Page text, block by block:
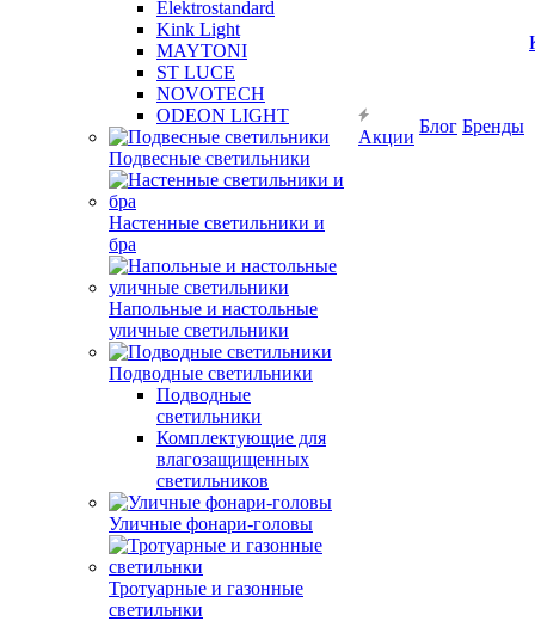
Elektrostandard
Kink Light
MAYTONI
ST LUCE
NOVOTECH
ODEON LIGHT
Подвесные светильники
Настенные светильники и
бра
Напольные и настольные
уличные светильники
Подводные светильники
Подводные
светильники
Комплектующие для
влагозащищенных
светильников
Уличные фонари-головы
Тротуарные и газонные
светильнки
Акции
Блог Бренды